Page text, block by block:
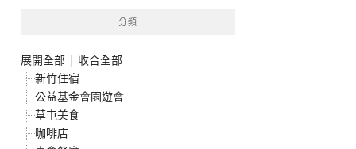
分類
展開全部 | 收合全部
新竹住宿
公益基金會園遊會
草屯美食
咖啡店